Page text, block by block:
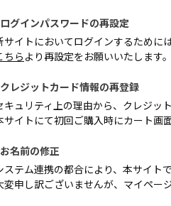
ログインパスワードの再設定
サイトにおいてログインするために
ちら より再設定をお願いいたします。
クレジットカード情報の再登録
キュリティ上の理由から、クレジッ
サイトにて初回ご購入時にカート画
お名前の修正
ステム連携の都合により、本サイト
変申し訳ございませんが、マイペー